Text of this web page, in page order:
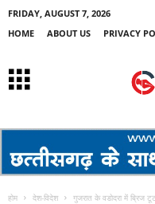
FRIDAY, AUGUST 7, 2026
HOME
ABOUT US PRIVACY
होम देश-विदेश गुजरात के वडोदरा में ब्रिज